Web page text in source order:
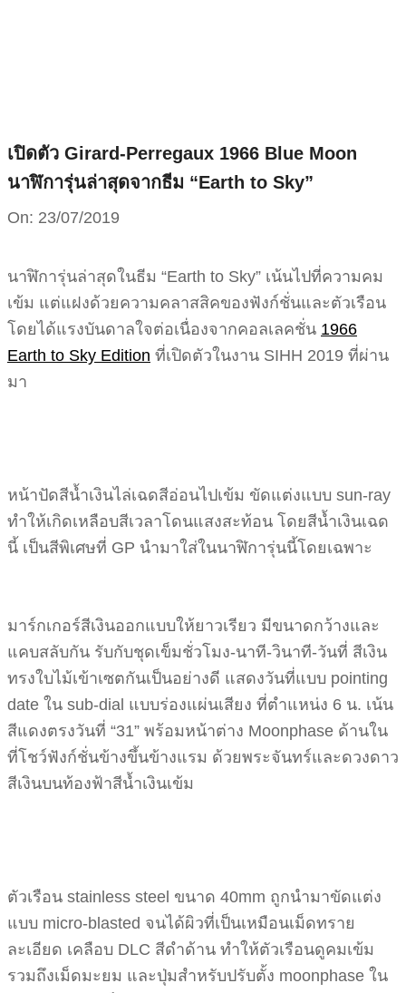
เปิดตัว Girard-Perregaux 1966 Blue Moon
นาฬิการุ่นล่าสุดจากธีม “Earth to Sky”
On: 23/07/2019
นาฬิการุ่นล่าสุดในธีม “Earth to Sky” เน้นไปที่ความคม
เข้ม แต่แฝงด้วยความคลาสสิคของฟังก์ชั่นและตัวเรือน
โดยได้แรงบันดาลใจต่อเนื่องจากคอลเลคชั่น 1966
Earth to Sky Edition ที่เปิดตัวในงาน SIHH 2019 ที่ผ่าน
มา
หน้าปัดสีน้ำเงินไล่เฉดสีอ่อนไปเข้ม ขัดแต่งแบบ sun-ray
ทำให้เกิดเหลือบสีเวลาโดนแสงสะท้อน โดยสีน้ำเงินเฉด
นี้ เป็นสีพิเศษที่ GP นำมาใส่ในนาฬิการุ่นนี้โดยเฉพาะ
มาร์กเกอร์สีเงินออกแบบให้ยาวเรียว มีขนาดกว้างและ
แคบสลับกัน รับกับชุดเข็มชั่วโมง-นาที-วินาที-วันที่ สีเงิน
ทรงใบไม้เข้าเซตกันเป็นอย่างดี แสดงวันที่แบบ pointing
date ใน sub-dial แบบร่องแผ่นเสียง ที่ตำแหน่ง 6 น. เน้น
สีแดงตรงวันที่ “31” พร้อมหน้าต่าง Moonphase ด้านใน
ที่โชว์ฟังก์ชั่นข้างขึ้นข้างแรม ด้วยพระจันทร์และดวงดาว
สีเงินบนท้องฟ้าสีน้ำเงินเข้ม
ตัวเรือน stainless steel ขนาด 40mm ถูกนำมาขัดแต่ง
แบบ micro-blasted จนได้ผิวที่เป็นเหมือนเม็ดทราย
ละเอียด เคลือบ DLC สีดำด้าน ทำให้ตัวเรือนดูคมเข้ม
รวมถึงเม็ดมะยม และปุ่มสำหรับปรับตั้ง moonphase ใน